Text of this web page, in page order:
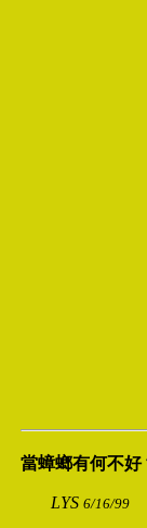
當蟑螂有何不好
LYS 6/16/99